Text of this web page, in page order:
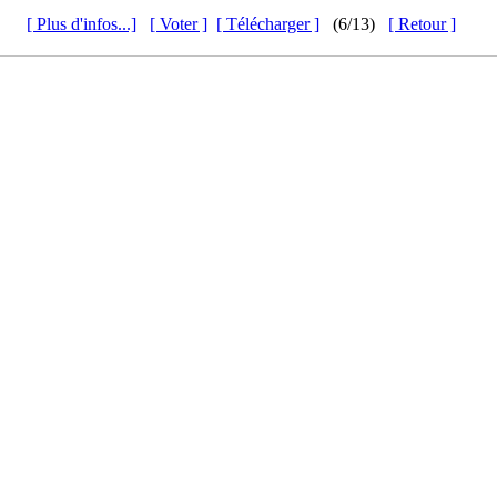
[ Plus d'infos...] [ Voter ] [ Télécharger ](6/13) [ Retour ]